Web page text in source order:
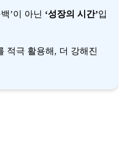
’이 아닌 ‘성장의 시간’입
적극 활용해, 더 강해진